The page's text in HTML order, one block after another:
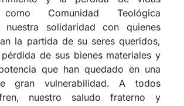
la partida de su seres queridos,
de sus bienes materiales y
que han quedado en una
gran vulnerabilidad. A todos
nuestro saludo fraterno y
ante Dios para que, en su
les consuele conforte